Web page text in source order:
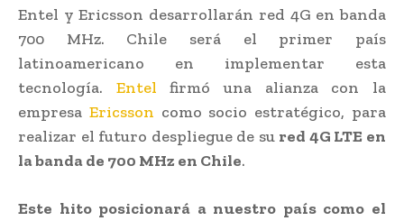
Entel y Ericsson desarrollarán red 4G en banda
700 MHz. Chile será el primer país
latinoamericano en implementar esta
tecnología. Entel firmó una alianza con la
empresa Ericsson como socio estratégico, para
realizar el futuro despliegue de su red 4G LTE en
la banda de 700 MHz en Chile.
Este hito posicionará a nuestro país como el